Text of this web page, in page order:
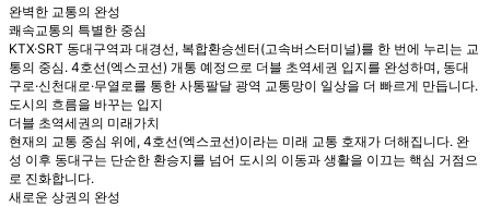
완벽한 교통의 완성
쾌속교통의 특별한 중심
KTX·SRT 동대구역과 대경선, 복합환승센터(고속버스터미널)를 한 번에 누리는 교
통의 중심. 4호선(엑스코선) 개통 예정으로 더블 초역세권 입지를 완성하며, 동대
구로·신천대로·무열로를 통한 사통팔달 광역 교통망이 일상을 더 빠르게 만듭니다.
도시의 흐름을 바꾸는 입지
더블 초역세권의 미래가치
현재의 교통 중심 위에, 4호선(엑스코선)이라는 미래 교통 호재가 더해집니다. 완
성 이후 동대구는 단순한 환승지를 넘어 도시의 이동과 생활을 이끄는 핵심 거점으
로 진화합니다.
새로운 상권의 완성